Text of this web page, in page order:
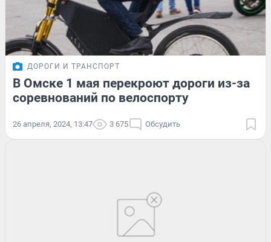
ДОРОГИ И ТРАНСПОРТ
В Омске 1 мая перекроют дороги из-за
соревнований по велоспорту
26 апреля, 2024, 13:47 3 675 Обсудить